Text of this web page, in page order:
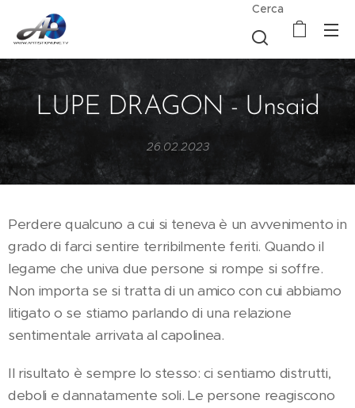
Cerca
LUPE DRAGON - Unsaid
26.02.2023
Perdere qualcuno a cui si teneva è un avvenimento in
grado di farci sentire terribilmente feriti. Quando il
legame che univa due persone si rompe si soffre.
Non importa se si tratta di un amico con cui abbiamo
litigato o se stiamo parlando di una relazione
sentimentale arrivata al capolinea.
Il risultato è sempre lo stesso: ci sentiamo distrutti,
deboli e dannatamente soli. Le persone reagiscono